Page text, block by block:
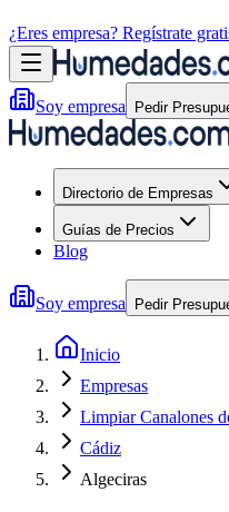
¿Eres empresa? Regístrate
Soy empresa Pedir
Directorio de Empresas
Guías de Precios
Blog
Soy empresa Pedir
Inicio
Empresas
Limpiar Canalones
Cádiz
Algeciras